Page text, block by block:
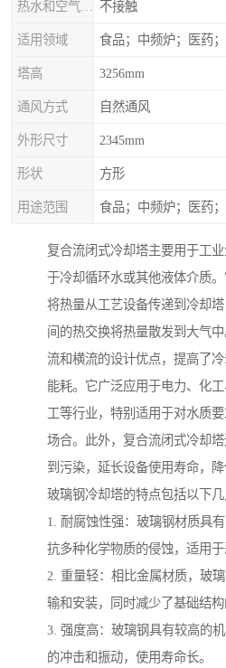
不接触
适用领域
塔高 3256mm
通风方式 自然通风
外形尺寸 2345mm
形状 方形
用途范围
复合流闭式冷却塔主要用于工
于冷却循环水或其他液体介质。
将热量从工艺设备传递到冷却
间的热交换将热量散发到大气
流和横流的设计优点，提高了
能耗。它广泛应用于电力、化
工等行业，特别适用于对水质
场合。此外，复合流闭式冷却
到污染，延长设备使用寿命，降
玻璃钢冷却塔的特点包括以下几
1. 耐腐蚀性强：玻璃钢材质具
抗多种化学物质的侵蚀，适用于
2. 重量轻：相比金属材质，玻
输和安装，同时减少了基础结构
3. 强度高：玻璃钢具有较高的
的冲击和振动，使用寿命长。